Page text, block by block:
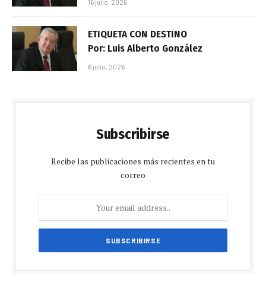
16 julio, 2026
ETIQUETA CON DESTINO
Por: Luis Alberto González
6 julio, 2026
Subscribirse
Recibe las publicaciones más recientes en tu
correo